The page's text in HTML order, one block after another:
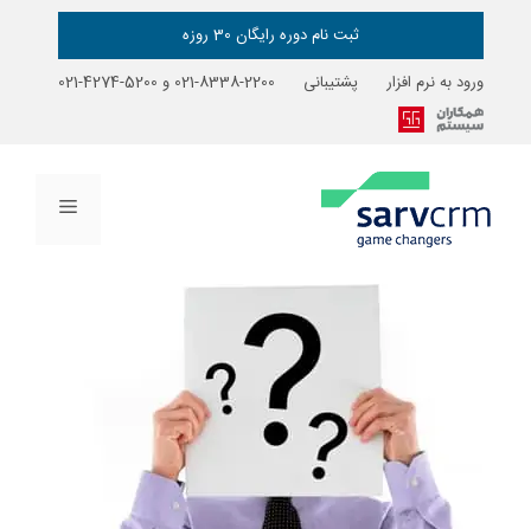
ثبت نام دوره رایگان 30 روزه
ورود به نرم افزار
پشتیبانی 2200-8338-021 و 5200-4274-021
فهرست